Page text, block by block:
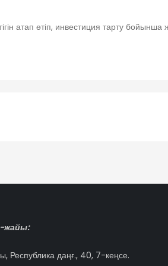
атап өтіп, инвестиция тарту
жайы:
Республика даңғ., 40, 7-кеңсе.